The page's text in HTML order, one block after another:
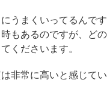
うまくいってるんで
もあるのですが、ど
くださいます。
非常に高いと感じてい